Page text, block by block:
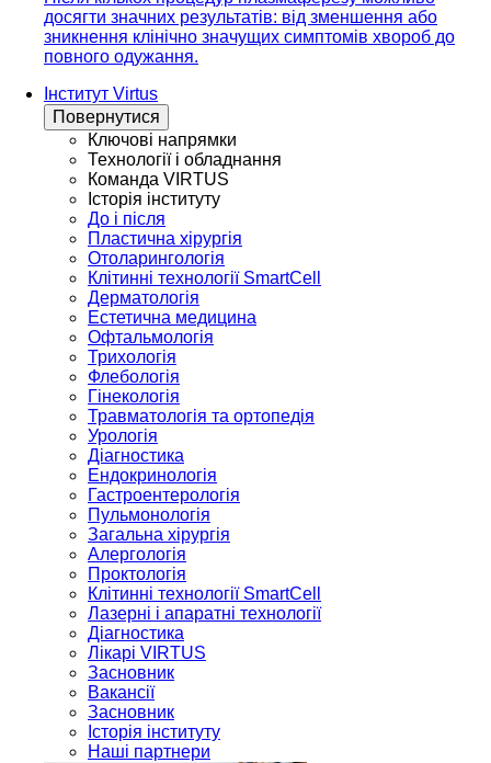
досягти значних результатів: від зменшення або
зникнення клінічно значущих симптомів хвороб до
повного одужання.
Інститут Virtus
Повернутися
Ключові напрямки
Технології і обладнання
Команда VIRTUS
Історія інституту
До і після
Пластична хірургія
Отоларингологія
Клітинні технології SmartCell
Дерматологія
Естетична медицина
Офтальмологія
Трихологія
Флебологія
Гінекологія
Травматологія та ортопедія
Урологія
Діагностика
Ендокринологія
Гастроентерологія
Пульмонологія
Загальна хірургія
Алергологія
Проктологія
Клітинні технології SmartCell
Лазерні і апаратні технології
Діагностика
Лікарі VIRTUS
Засновник
Вакансії
Засновник
Історія інституту
Наші партнери